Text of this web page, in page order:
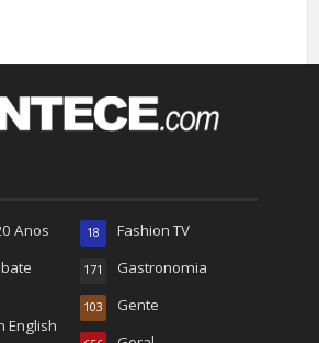
Anos
English
Fashion TV
18
Gastronomia
171
Gente
103